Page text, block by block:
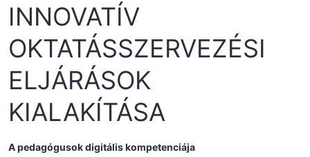
INNOVATÍV
OKTATÁSSZERVEZÉSI
ELJÁRÁSOK
KIALAKÍTÁSA
A pedagógusok digitális kompetenciája